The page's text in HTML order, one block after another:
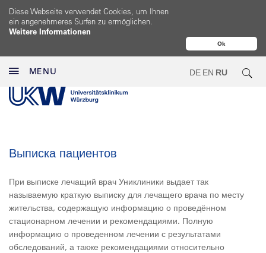
Ok
Diese Webseite verwendet Cookies, um Ihnen
ein angenehmeres Surfen zu ermöglichen.
Weitere Informationen
MENU DE EN RU
Выписка пациентов
При выписке лечащий врач Униклиники выдает так
называемую краткую выписку для лечащего врача по месту
жительства, содержащую информацию о проведённом
стационарном лечении и рекомендациями. Полную
информацию о проведенном лечении с результатами
обследований, а также рекомендациями относительно